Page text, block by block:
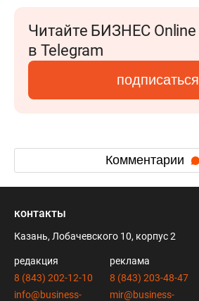
Читайте БИЗНЕС Online
в Telegram
подписаться
Комментарии
контакты
Казань, Лобачевского 10, корпус 2
редакция
8 (843) 202-12-10
info@business-
реклама
8 (843) 203-48-47
mir@business-